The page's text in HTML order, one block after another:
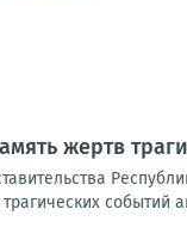
жертв
событий